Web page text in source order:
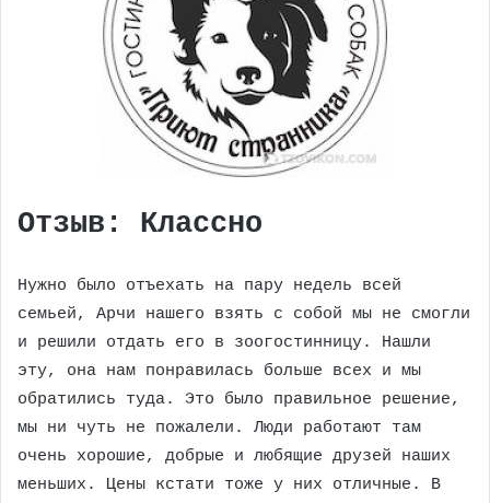
Отзыв: Классно
Нужно было отъехать на пару недель всей
семьей, Арчи нашего взять с собой мы не смогли
и решили отдать его в зоогостинницу. Нашли
эту, она нам понравилась больше всех и мы
обратились туда. Это было правильное решение,
мы ни чуть не пожалели. Люди работают там
очень хорошие, добрые и любящие друзей наших
меньших. Цены кстати тоже у них отличные. В